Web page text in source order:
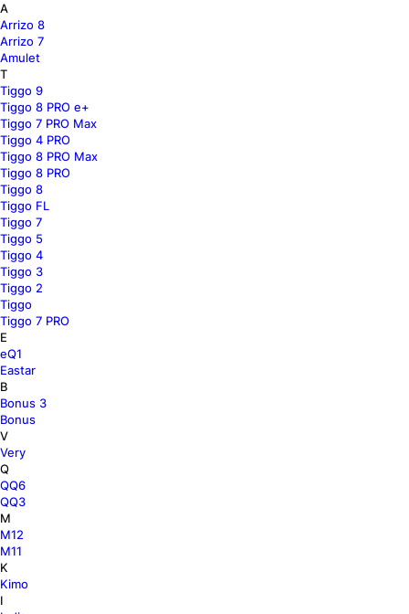
A
Arrizo 8
Arrizo 7
Amulet
T
Tiggo 9
Tiggo 8 PRO e+
Tiggo 7 PRO Max
Tiggo 4 PRO
Tiggo 8 PRO Max
Tiggo 8 PRO
Tiggo 8
Tiggo FL
Tiggo 7
Tiggo 5
Tiggo 4
Tiggo 3
Tiggo 2
Tiggo
Tiggo 7 PRO
E
eQ1
Eastar
B
Bonus 3
Bonus
V
Very
Q
QQ6
QQ3
M
M12
M11
K
Kimo
I